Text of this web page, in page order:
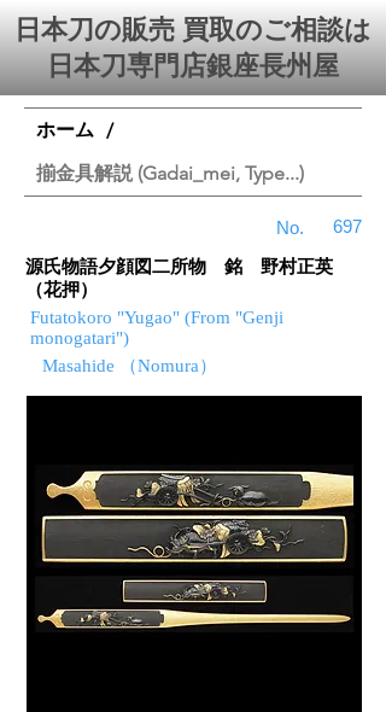
日本刀の販売 買取のご相談は
日本刀専門店銀座⻑州屋
ホーム /
揃金具解説 (Gadai_mei, Type...)
No. 697
源氏物語夕顔図二所物 銘 野村正英
（花押）
Futatokoro "Yugao" (From "Genji
monogatari")
Masahide （Nomura）